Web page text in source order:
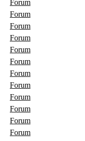
Forum
Forum
Forum
Forum
Forum
Forum
Forum
Forum
Forum
Forum
Forum
Forum